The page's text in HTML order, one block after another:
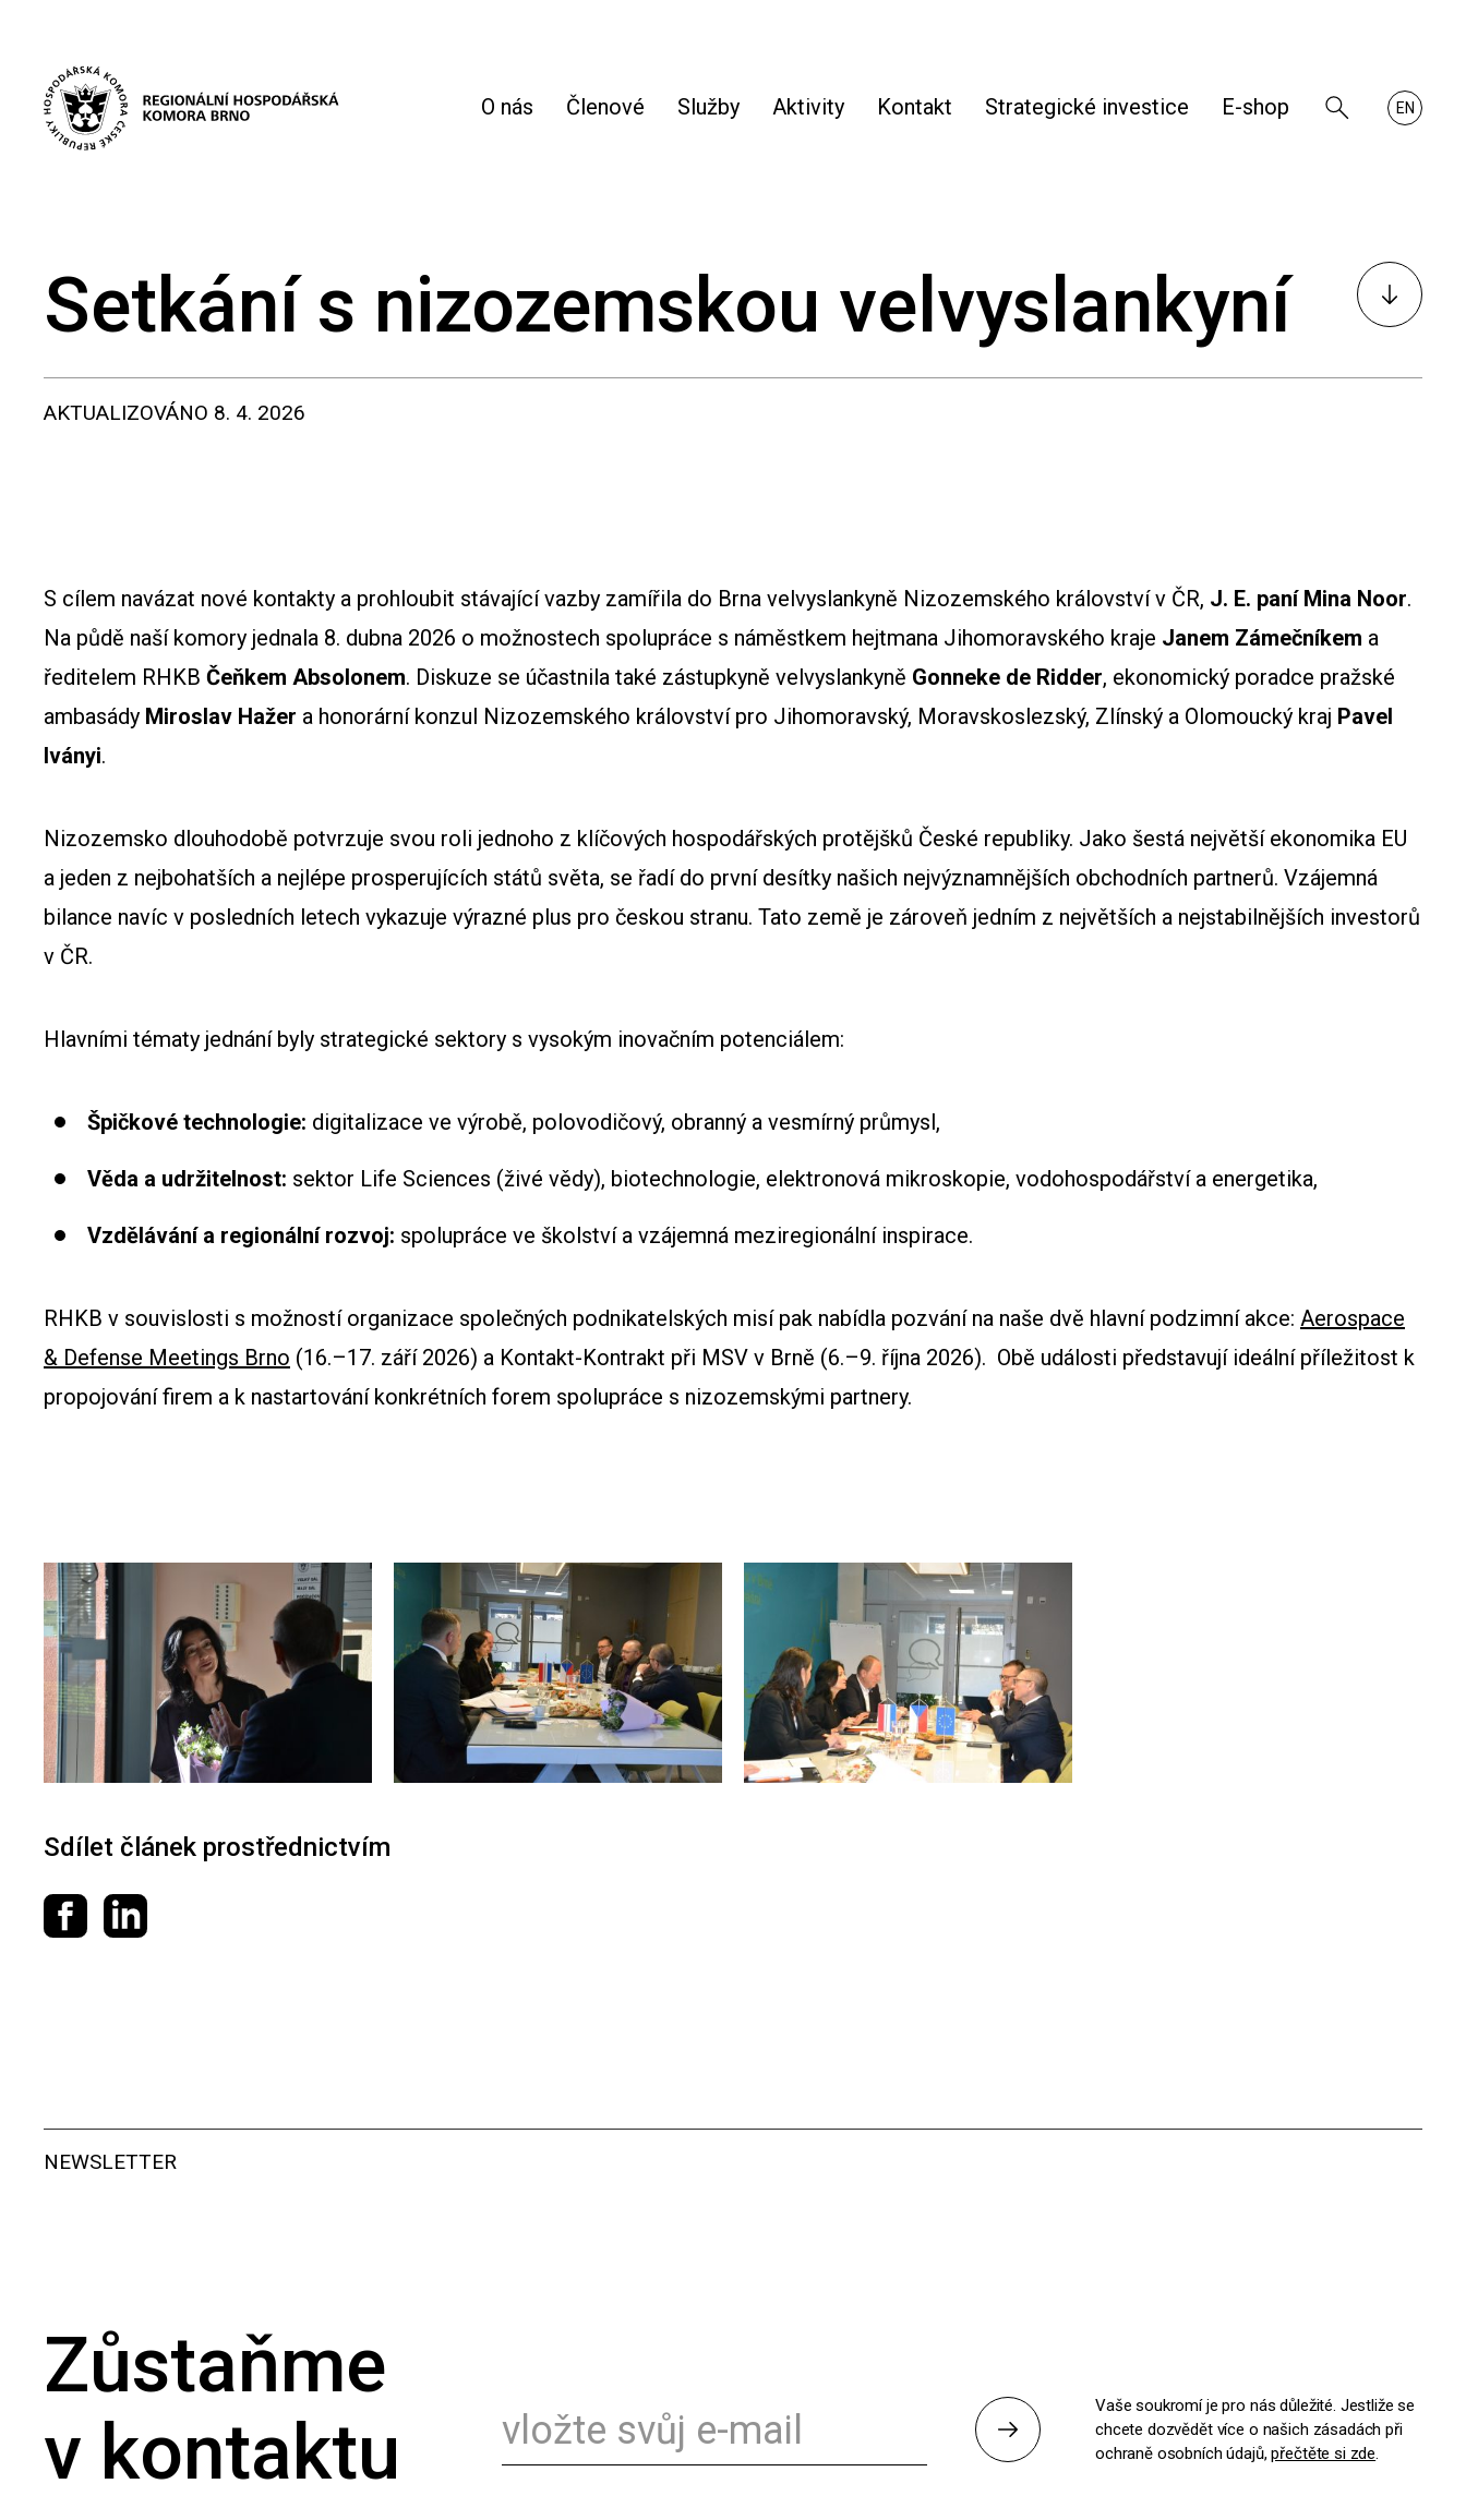
O nás Členové Služby Aktivity Kontakt Strategické investice E-shop
ZobrazitEN
About
Setkání s nizozemskou velvyslankyní
K
obsahu
AKTUALIZOVÁNO 8. 4. 2026
S cílem navázat nové kontakty a prohloubit stávající vazby zamířila do Brna velvyslankyně Nizozemského království v ČR, J. E. paní Mina Noor.
Na půdě naší komory jednala 8. dubna 2026 o možnostech spolupráce s náměstkem hejtmana Jihomoravského kraje Janem Zámečníkem a
ředitelem RHKB Čeňkem Absolonem. Diskuze se účastnila také zástupkyně velvyslankyně Gonneke de Ridder, ekonomický poradce pražské
ambasády Miroslav Hažer a honorární konzul Nizozemského království pro Jihomoravský, Moravskoslezský, Zlínský a Olomoucký kraj Pavel
Iványi.
Nizozemsko dlouhodobě potvrzuje svou roli jednoho z klíčových hospodářských protějšků České republiky. Jako šestá největší ekonomika EU
a jeden z nejbohatších a nejlépe prosperujících států světa, se řadí do první desítky našich nejvýznamnějších obchodních partnerů. Vzájemná
bilance navíc v posledních letech vykazuje výrazné plus pro českou stranu. Tato země je zároveň jedním z největších a nejstabilnějších investorů
v ČR.
Hlavními tématy jednání byly strategické sektory s vysokým inovačním potenciálem:
Špičkové technologie: digitalizace ve výrobě, polovodičový, obranný a vesmírný průmysl,
Věda a udržitelnost: sektor Life Sciences (živé vědy), biotechnologie, elektronová mikroskopie, vodohospodářství a energetika,
Vzdělávání a regionální rozvoj: spolupráce ve školství a vzájemná meziregionální inspirace.
RHKB v souvislosti s možností organizace společných podnikatelských misí pak nabídla pozvání na naše dvě hlavní podzimní akce: Aerospace
& Defense Meetings Brno (16.–17. září 2026) a Kontakt-Kontrakt při MSV v Brně (6.–9. října 2026). Obě události představují ideální příležitost k
propojování firem a k nastartování konkrétních forem spolupráce s nizozemskými partnery.
Sdílet článek prostřednictvím
Sdílet na Facebooku
Sdílet na LinkedIn
NEWSLETTER
Zůstaňme
v kontaktu
Odeslat
Vaše soukromí je pro nás důležité. Jestliže se
chcete dozvědět více o našich zásadách při
ochraně osobních údajů,přečtěte si zde.